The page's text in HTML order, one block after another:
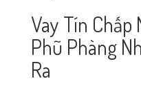
Vay Tín
Phũ Phàng
Ra